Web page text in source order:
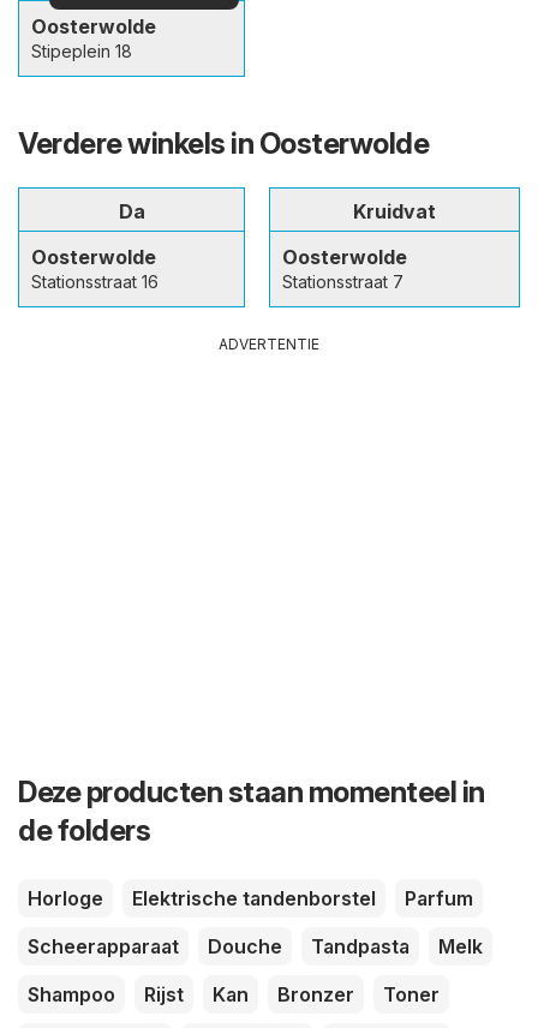
Oosterwolde
Stipeplein 18
Verdere winkels in Oosterwolde
Da
Oosterwolde
Stationsstraat 16
Kruidvat
Oosterwolde
Stationsstraat 7
ADVERTENTIE
Deze producten staan momenteel in
de folders
Horloge Elektrische tandenborstel
Parfum
Scheerapparaat
Douche Tandpasta
Melk
Shampoo
Rijst Kan Bronzer
Toner